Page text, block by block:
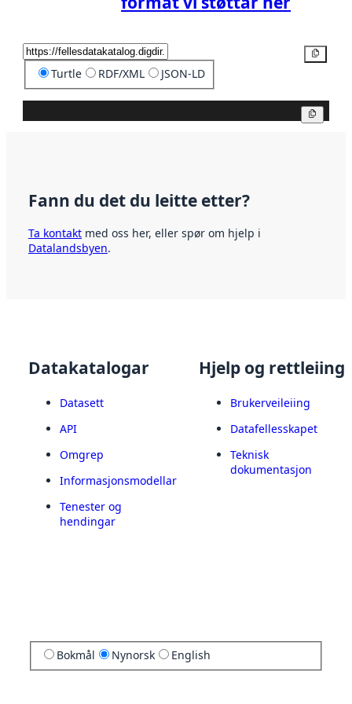
Turtle RDF/XML JSON-LD
Fann du det du leitte etter?
Ta kontakt med oss her, eller spør om hjelp i
Datalandsbyen.
Datakatalogar
Datasett
API
Omgrep
Informasjonsmodellar
Tenester og
hendingar
Hjelp og rettleiing
Brukerveileiing
Datafellesskapet
Teknisk
dokumentasjon
Bokmål Nynorsk English